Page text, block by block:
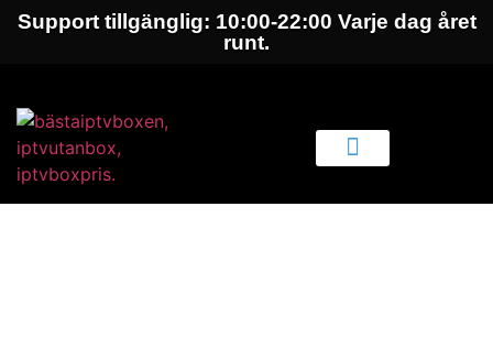
Support tillgänglig: 10:00-22:00 Varje dag året
runt.